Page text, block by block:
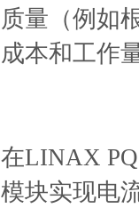
质量（例如
成本和⼯作
在LINAX
模块实现电